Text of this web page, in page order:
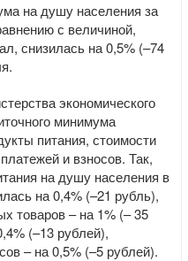
на душу населения за
с величиной,
снизилась на 0,5% (–74
экономического
минимума
питания, стоимости
и взносов. Так,
на душу населения в
на 0,4% (–21 рубль),
товаров – на 1% (– 35
(–13 рублей),
– на 0,5% (–5 рублей).